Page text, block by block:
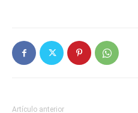
Artículo anterior